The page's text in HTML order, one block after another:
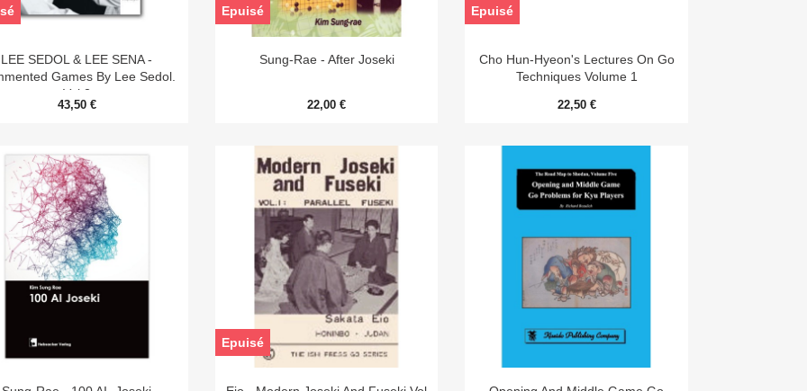
Aperçu rapide
LEE SEDOL & LEE SENA -
Games By Lee Sedol.
Vol.2
43,50 €
 Aperçu rapide
Sung-Rae - After Joseki
22,00 €
Epuisé
Aperçu rapide
Cho Hun-Hyeon's Lectures On Go
Techniques Volume 1
22,50 €
Epuisé
Aperçu rapide Aperçu rapide
Epuisé
Aperçu rapide